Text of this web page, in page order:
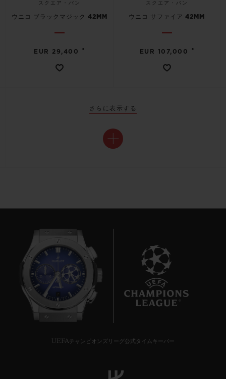
スクエア・バン
ウニコ ブラックマジック 42MM
EUR 29,400 •
スクエア・バン
ウニコ サファイア 42MM
EUR 107,000 •
さらに表示する
7
UEFAチャンピオンズリーグ公式タイムキーパー